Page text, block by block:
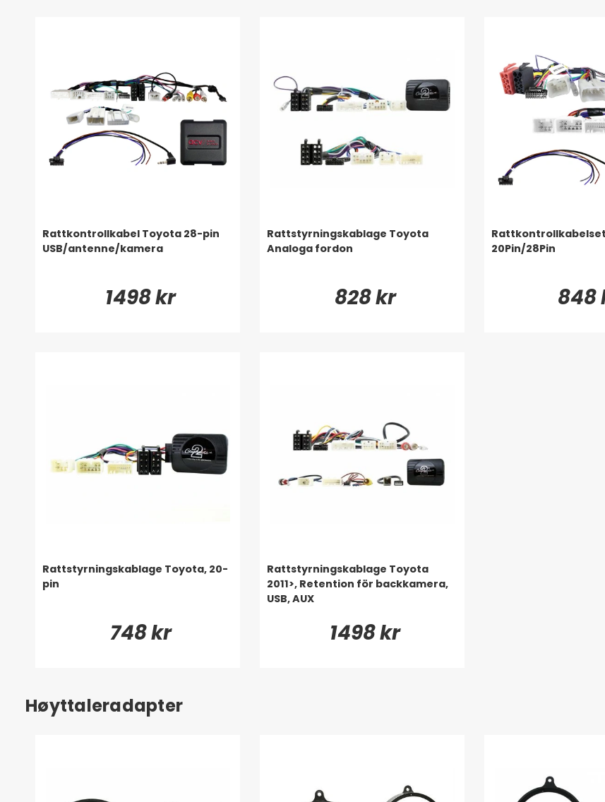
Rattkontrollkabel Toyota 28-pin
USB/antenne/kamera
1498 kr
Rattstyrningskablage Toyota
Analoga fordon
828 kr
20Pin/28Pin
848
Rattstyrningskablage Toyota, 20-
pin
748 kr
Rattstyrningskablage Toyota
2011>, Retention för backkamera,
USB, AUX
1498 kr
Høyttaleradapter